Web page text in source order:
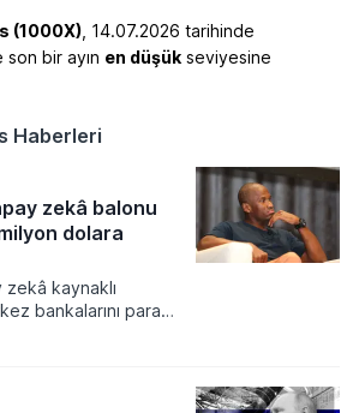
(1000X) , 14.07.2026 tarihinde
son bir ayın en düşük seviyesine
Haberleri
zekâ balonu
dolara
kaynaklı
bankalarını para
ve bu durumun
kredi krizinin